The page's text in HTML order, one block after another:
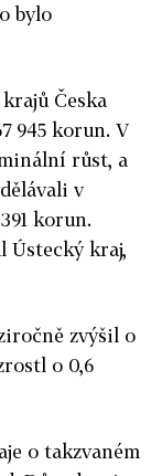
bylo
Česka
945 korun. V
růst, a
v
korun.
Ústecký kraj,
zvýšil o
o 0,6
o takzvaném